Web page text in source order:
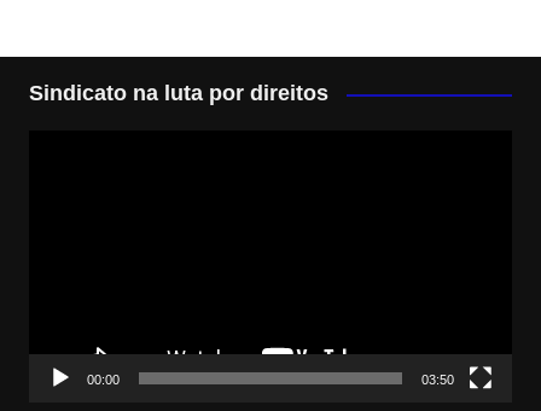
Sindicato na luta por direitos
00:00 03:50